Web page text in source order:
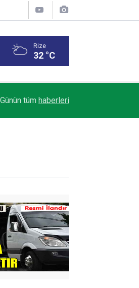
Rize
32 °C
Şavşat karayolunda hatalı sollama
Günün tüm haberleri